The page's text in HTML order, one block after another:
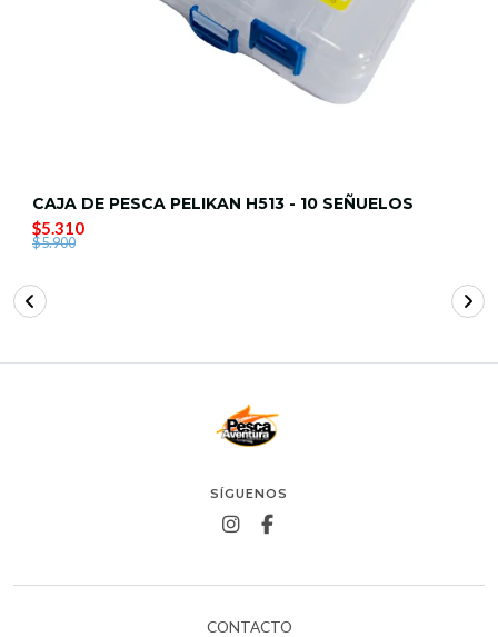
CAJA DE PESCA PELIKAN H513 - 10 SEÑUELOS
$5.310
$5.900
SÍGUENOS
CONTACTO